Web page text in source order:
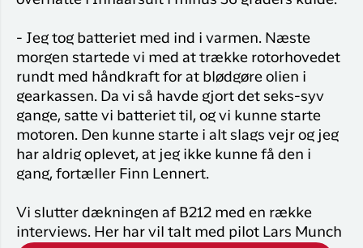
- Jeg tog batteriet med ind i varmen. Næste
morgen startede vi med at trække rotorhovedet
rundt med håndkraft for at blødgøre olien i
gearkassen. Da vi så havde gjort det seks-syv
gange, satte vi batteriet til, og vi kunne starte
motoren. Den kunne starte i alt slags vejr og jeg
har aldrig oplevet, at jeg ikke kunne få den i
gang, fortæller Finn Lennert.
Vi slutter dækningen af B212 med en række
interviews. Her har vil talt med pilot Lars Munch